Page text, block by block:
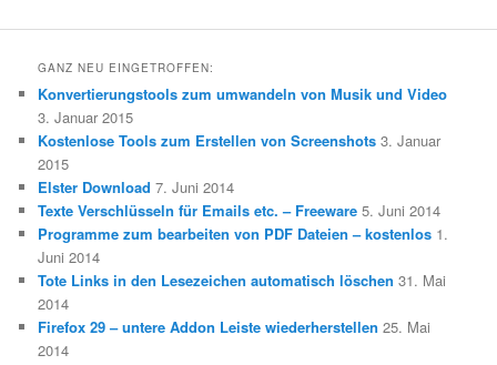
GANZ NEU EINGETROFFEN:
Konvertierungstools zum umwandeln von Musik und Video
3. Januar 2015
Kostenlose Tools zum Erstellen von Screenshots 3. Januar
2015
Elster Download 7. Juni 2014
Texte Verschlüsseln für Emails etc. – Freeware 5. Juni 2014
Programme zum bearbeiten von PDF Dateien – kostenlos 1.
Juni 2014
Tote Links in den Lesezeichen automatisch löschen 31. Mai
2014
Firefox 29 – untere Addon Leiste wiederherstellen 25. Mai
2014